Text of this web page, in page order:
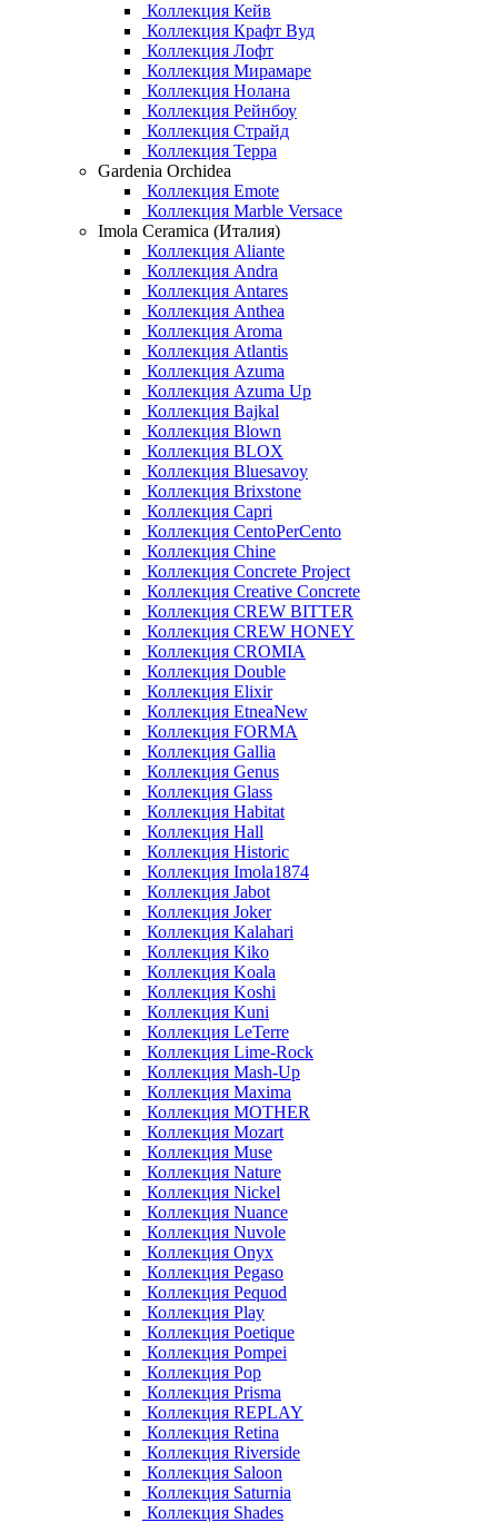
Коллекция Кейв
Коллекция Крафт Вуд
Коллекция Лофт
Коллекция Мирамаре
Коллекция Нолана
Коллекция Рейнбоу
Коллекция Страйд
Коллекция Терра
Gardenia Orchidea
Коллекция Emote
Коллекция Marble Versace
Imola Ceramica (Италия)
Коллекция Aliante
Коллекция Andra
Коллекция Antares
Коллекция Anthea
Коллекция Aroma
Коллекция Atlantis
Коллекция Azuma
Коллекция Azuma Up
Коллекция Bajkal
Коллекция Blown
Коллекция BLOX
Коллекция Bluesavoy
Коллекция Brixstone
Коллекция Capri
Коллекция CentoPerCento
Коллекция Chine
Коллекция Concrete Project
Коллекция Creative Concrete
Коллекция CREW BITTER
Коллекция CREW HONEY
Коллекция CROMIA
Коллекция Double
Коллекция Elixir
Коллекция EtneaNew
Коллекция FORMA
Коллекция Gallia
Коллекция Genus
Коллекция Glass
Коллекция Habitat
Коллекция Hall
Коллекция Historic
Коллекция Imola1874
Коллекция Jabot
Коллекция Joker
Коллекция Kalahari
Коллекция Kiko
Коллекция Koala
Коллекция Koshi
Коллекция Kuni
Коллекция LeTerre
Коллекция Lime-Rock
Коллекция Mash-Up
Коллекция Maxima
Коллекция MOTHER
Коллекция Mozart
Коллекция Muse
Коллекция Nature
Коллекция Nickel
Коллекция Nuance
Коллекция Nuvole
Коллекция Onyx
Коллекция Pegaso
Коллекция Pequod
Коллекция Play
Коллекция Poetique
Коллекция Pompei
Коллекция Pop
Коллекция Prisma
Коллекция REPLAY
Коллекция Retina
Коллекция Riverside
Коллекция Saloon
Коллекция Saturnia
Коллекция Shades